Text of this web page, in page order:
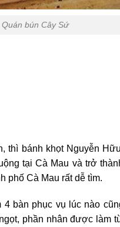
Quán bún Cây Sứ
thì bánh khọt Nguyễn
tại Cà Mau và trở
phố Cà Mau rất dễ tìm.
bàn phục vụ lúc nào
phần nhân được làm